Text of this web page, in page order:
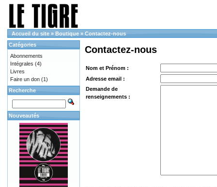
Accueil du site » Boutique » Contactez-nous
Contactez-nous
Nom et Prénom :
Adresse email :
Demande de
renseignements :
Catégories
Abonnements
Intégrales (4)
Livres
Faire un don (1)
Recherche
Nouveautés